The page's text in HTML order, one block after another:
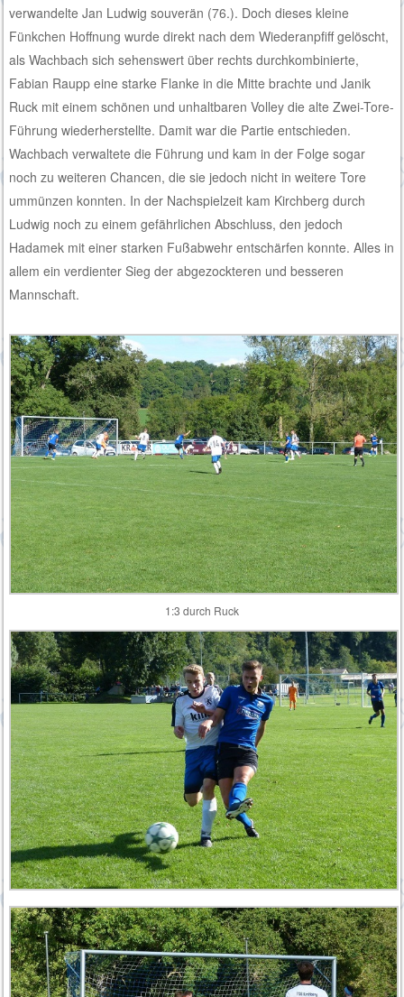
verwandelte Jan Ludwig souverän (76.). Doch dieses kleine
Fünkchen Hoffnung wurde direkt nach dem Wiederanpfiff gelöscht,
als Wachbach sich sehenswert über rechts durchkombinierte,
Fabian Raupp eine starke Flanke in die Mitte brachte und Janik
Ruck mit einem schönen und unhaltbaren Volley die alte Zwei-Tore-
Führung wiederherstellte. Damit war die Partie entschieden.
Wachbach verwaltete die Führung und kam in der Folge sogar
noch zu weiteren Chancen, die sie jedoch nicht in weitere Tore
ummünzen konnten. In der Nachspielzeit kam Kirchberg durch
Ludwig noch zu einem gefährlichen Abschluss, den jedoch
Hadamek mit einer starken Fußabwehr entschärfen konnte. Alles in
allem ein verdienter Sieg der abgezockteren und besseren
Mannschaft.
1:3 durch Ruck